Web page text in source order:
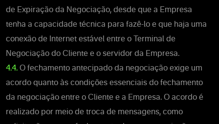
de Expiração da Negociação, desde que a Empresa
tenha a capacidade técnica para fazê-lo e que haja uma
conexão de Internet estável entre o Terminal de
Negociação do Cliente e o servidor da Empresa.
4.4. O fechamento antecipado da negociação exige um
acordo quanto às condições essenciais do fechamento
da negociação entre o Cliente e a Empresa. O acordo é
realizado por meio de troca de mensagens, como